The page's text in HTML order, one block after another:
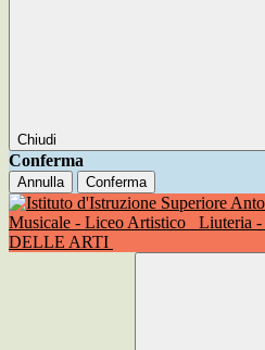
Chiudi
Conferma
Annulla Conferma
Musicale - Liceo Artistico
Liuteria
DELLE ARTI